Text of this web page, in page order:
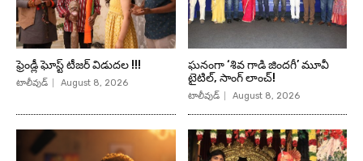
ఫ్రెండ్లీ ఘోస్ట్ టీజర్ విడుదల !!!
టాలీవుడ్ August 8, 2026
ఘనంగా ‘శివ గాడి జింద‌గీ’ మూవీ
టైటిల్, సాంగ్ లాంచ్!
టాలీవుడ్ August 8, 2026